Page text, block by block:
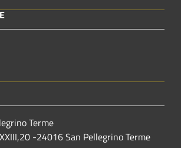
Terme
-24016 San Pellegrino Terme